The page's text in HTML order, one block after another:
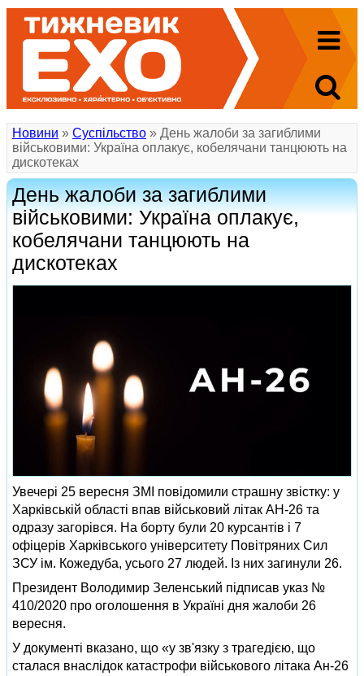
Новини » Суспільство » День жалоби за загиблими
військовими: Україна оплакує, кобелячани танцюють на
дискотеках
День жалоби за загиблими
військовими: Україна оплакує,
кобелячани танцюють на
дискотеках
Увечері 25 вересня ЗМІ повідомили страшну звістку: у
Харківській області впав військовий літак АН-26 та
одразу загорівся. На борту були 20 курсантів і 7
офіцерів Харківського університету Повітряних Сил
ЗСУ ім. Кожедуба, усього 27 людей. Із них загинули 26.
Президент Володимир Зеленський підписав указ №
410/2020 про оголошення в Україні дня жалоби 26
вересня.
У документі вказано, що «у зв'язку з трагедією, що
сталася внаслідок катастрофи військового літака Ан-26